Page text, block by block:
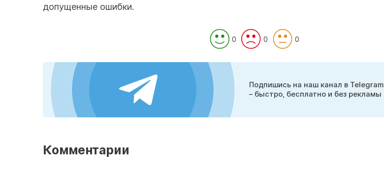
допущенные ошибки.
0 0 0
Подпишись на наш канал в Telegram
– быстро, бесплатно и без рекламы
Комментарии